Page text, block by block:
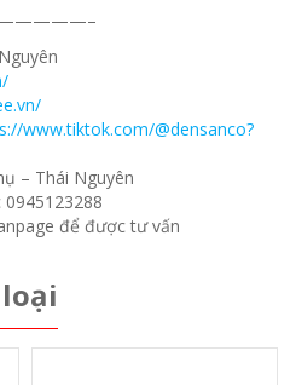
www.tiktok.com/@densanco?
– Thái Nguyên
để được tư vấn